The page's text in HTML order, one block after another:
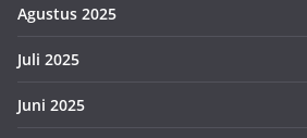
Agustus 2025
Juli 2025
Juni 2025